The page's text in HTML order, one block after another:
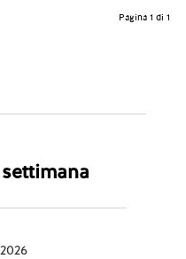
Pagina 1 di 1